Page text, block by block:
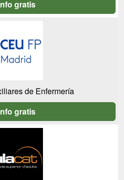
gratis
de Enfermería
gratis